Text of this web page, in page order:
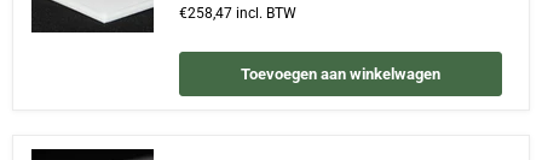
€258,47 incl. BTW
Toevoegen aan winkelwagen